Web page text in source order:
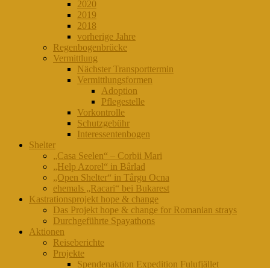
2020
2019
2018
vorherige Jahre
Regenbogenbrücke
Vermittlung
Nächster Transporttermin
Vermittlungsformen
Adoption
Pflegestelle
Vorkontrolle
Schutzgebühr
Interessentenbogen
Shelter
„Casa Seelen“ – Corbii Mari
„Help Azorel“ in Bârlad
„Open Shelter“ in Târgu Ocna
ehemals „Racari“ bei Bukarest
Kastrationsprojekt hope & change
Das Projekt hope & change for Romanian strays
Durchgeführte Spayathons
Aktionen
Reiseberichte
Projekte
Spendenaktion Expedition Fulufjället